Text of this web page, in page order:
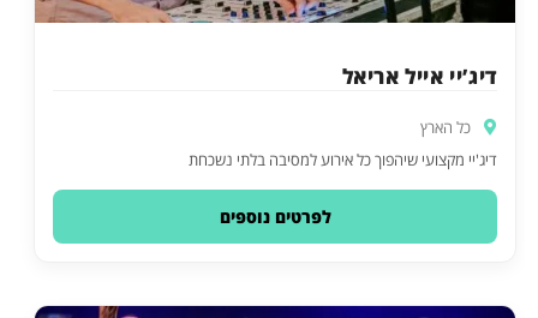
דיג’יי אייל אריאל
כל הארץ
דיג'יי מקצועי שיהפוך כל אירוע למסיבה בלתי נשכחת
לפרטים נוספים